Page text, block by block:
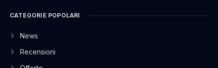
CATEGORIE POPOLARI
News
Recensioni